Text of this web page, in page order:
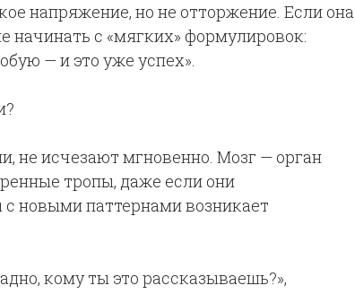
напряжение, но не отторжение. Если она
начинать с «мягких» формулировок:
— и это уже успех».
не исчезают мгновенно. Мозг — орган
тропы, даже если они
новыми паттернами возникает
кому ты это рассказываешь?»,